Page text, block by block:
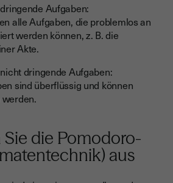
Aufgaben:
alle Aufgaben, die problemlos an
werden können, z. B. die
Akte.
dringende Aufgaben:
sind überflüssig und können
Sie die Pomodoro-
aus